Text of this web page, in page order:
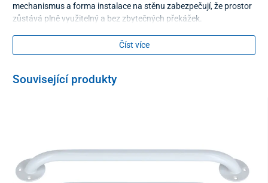
mechanismus a forma instalace na stěnu zabezpečují, že prostor
zůstává plně využitelný a bez zbytečných překážek.
Madlo má odolnýocelový materiál s nosností 80 kg. Při čištění
ho stačí utřít vlhkým hadříkem s jemným čistícím nebo
Číst více
Související produkty